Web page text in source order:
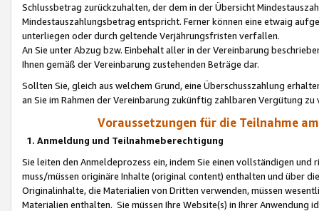
Schlussbetrag zurückzuhalten, der dem in der Übersicht
Mindestauszahlungsbetrag entspricht. Ferner können eine etwaig
unterliegen oder durch geltende Verjährungsfristen verfallen.
An Sie unter Abzug bzw. Einbehalt aller in der Vereinbarung
Ihnen gemäß der Vereinbarung zustehenden Beträge dar.
Sollten Sie, gleich aus welchem Grund, eine Überschusszahlung
an Sie im Rahmen der Vereinbarung zukünftig zahlbaren Vergütung zu
Voraussetzungen für die Teilnahme
1. Anmeldung und Teilnahmeberechtigung
Sie leiten den Anmeldeprozess ein, indem Sie einen vollständigen
muss/müssen originäre Inhalte (original content) enthalten und über
Originalinhalte, die Materialien von Dritten verwenden, müssen
Materialien enthalten. Sie müssen Ihre Website(s) in Ihrer Anwendung